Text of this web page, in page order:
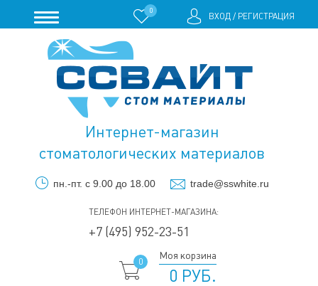
0
ВХОД/ РЕГИСТРАЦИЯ
Интернет-магазин
стоматологических материалов
пн.-пт. с 9.00 до 18.00 trade@sswhite.ru
ТЕЛЕФОН ИНТЕРНЕТ-МАГАЗИНА:
+7 (495) 952-23-51
0
Моя корзина
0 РУБ.